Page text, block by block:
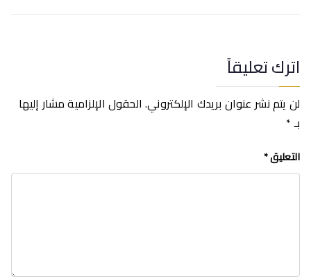
اترك تعليقاً
لن يتم نشر عنوان بريدك الإلكتروني. الحقول الإلزامية مشار إليها
بـ*
التعليق*